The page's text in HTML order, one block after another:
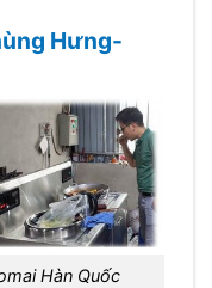
Hưng-
Hàn Quốc